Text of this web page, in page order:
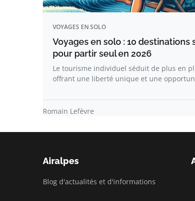
VOYAGES EN SOLO
Voyages en solo : 10 destinations
pour partir seul en 2026​
Le tourisme individuel séduit de plus en
offrant une liberté unique et une
Romain Lefèvre
Airalpes
Blog d'actualités et d'informations